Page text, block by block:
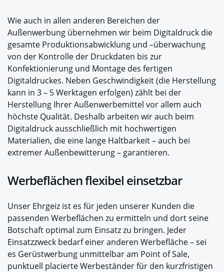
Wie auch in allen anderen Bereichen der
Außenwerbung übernehmen wir beim Digitaldruck die
gesamte Produktionsabwicklung und –überwachung
von der Kontrolle der Druckdaten bis zur
Konfektionierung und Montage des fertigen
Digitaldruckes. Neben Geschwindigkeit (die Herstellung
kann in 3 – 5 Werktagen erfolgen) zählt bei der
Herstellung Ihrer Außenwerbemittel vor allem auch
höchste Qualität. Deshalb arbeiten wir auch beim
Digitaldruck ausschließlich mit hochwertigen
Materialien, die eine lange Haltbarkeit – auch bei
extremer Außenbewitterung – garantieren.
Werbeflächen flexibel einsetzbar
Unser Ehrgeiz ist es für jeden unserer Kunden die
passenden Werbeflächen zu ermitteln und dort seine
Botschaft optimal zum Einsatz zu bringen. Jeder
Einsatzzweck bedarf einer anderen Werbefläche – sei
es Gerüstwerbung unmittelbar am Point of Sale,
punktuell placierte Werbeständer für den kurzfristigen